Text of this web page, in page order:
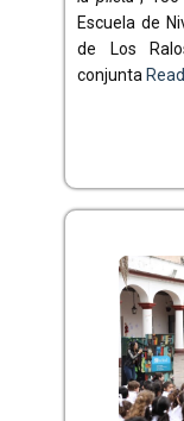
Escuela de
de Los
conjunta